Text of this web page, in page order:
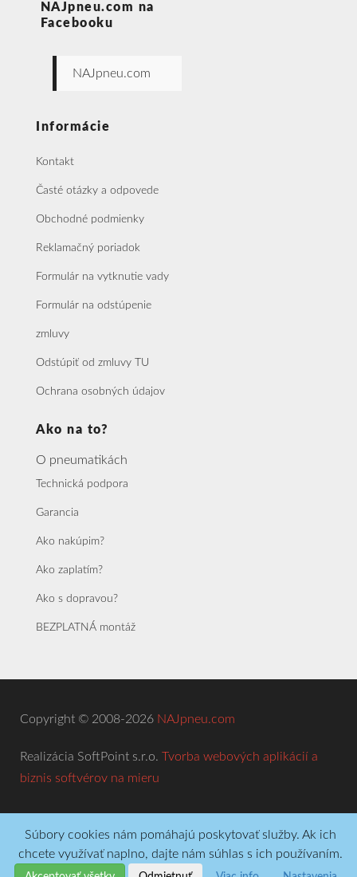
NAJpneu.com na
Facebooku
NAJpneu.com
Informácie
Kontakt
Časté otázky a odpovede
Obchodné podmienky
Reklamačný poriadok
Formulár na vytknutie vady
Formulár na odstúpenie
zmluvy
Odstúpiť od zmluvy TU
Ochrana osobných údajov
Ako na to?
O pneumatikách
Technická podpora
Garancia
Ako nakúpim?
Ako zaplatím?
Ako s dopravou?
BEZPLATNÁ montáž
Copyright © 2008-2026 NAJpneu.com
Realizácia SoftPoint s.r.o. Tvorba webových aplikácií a
biznis softvérov na mieru
Súbory cookies nám pomáhajú poskytovať služby. Ak ich
chcete využívať naplno, dajte nám súhlas s ich používaním.